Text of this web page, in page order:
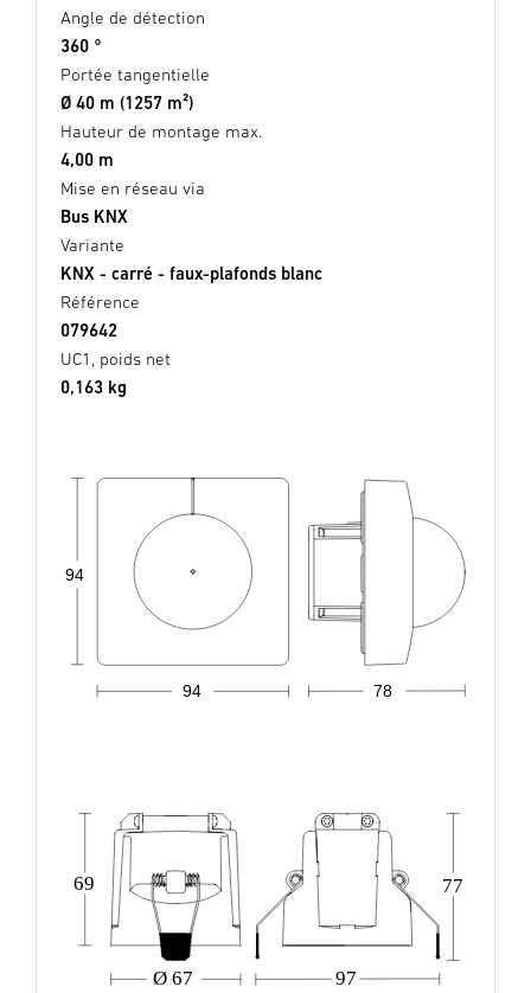
Angle de détection
360 °
Portée tangentielle
Ø 40 m (1257 m²)
Hauteur de montage max.
4,00 m
Mise en réseau via
Bus KNX
Variante
KNX - carré - faux-plafonds blanc
Référence
079642
UC1, poids net
0,163 kg
78
94
94
Ø 67 97
69 77